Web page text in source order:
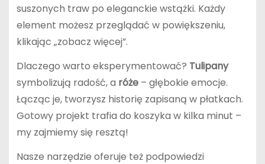
suszonych traw po eleganckie wstążki. Każdy
element możesz przeglądać w powiększeniu,
klikając „zobacz więcej”.
Dlaczego warto eksperymentować? Tulipany
symbolizują radość, a róże– głębokie emocje.
Łącząc je, tworzysz historię zapisaną w płatkach.
Gotowy projekt trafia do koszyka w kilka minut –
my zajmiemy się resztą!
Nasze narzędzie oferuje też podpowiedzi